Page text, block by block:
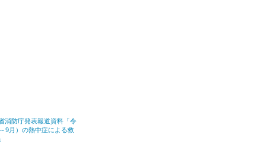
消防庁発表報道資料「令
9月）の熱中症による救